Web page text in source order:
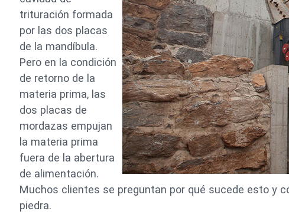
trituración formada
por las dos placas
de la mandíbula.
Pero en la condición
de retorno de la
materia prima, las
dos placas de
mordazas empujan
la materia prima
fuera de la abertura
de alimentación.
Muchos clientes se preguntan por qué sucede esto y
piedra.